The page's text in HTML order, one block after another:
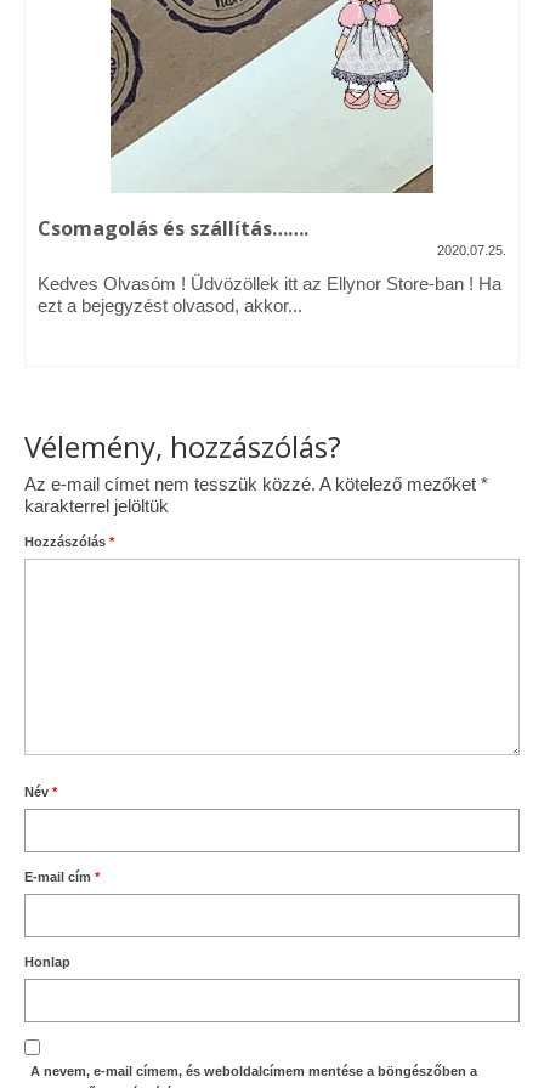
Vásárok, ahol velem is találkozhattál…
Alapanyagok, kellékek
A termékek tisztítása
Ellynor története
Adatkezelési tájékoztató
Általános Szerződési Feltételek
Csomagolás és szállítás…….
2020.07.25.
Kedves Olvasóm ! Üdvözöllek itt az Ellynor Store-ban ! Ha
ezt a bejegyzést olvasod, akkor...
Vélemény, hozzászólás?
Az e-mail címet nem tesszük közzé. A kötelező mezőket *
karakterrel jelöltük
Hozzászólás *
Név *
E-mail cím *
Honlap
A nevem, e-mail címem, és weboldalcímem mentése a böngészőben a